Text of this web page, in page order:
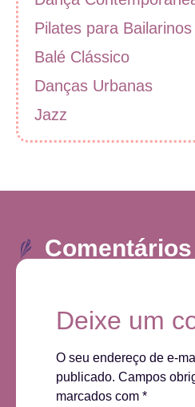
Pilates para Bailarinos
Balé Clássico
Danças Urbanas
Jazz
Comentários
Deixe um
O seu endereço de e-
publicado. Campos
marcados com *